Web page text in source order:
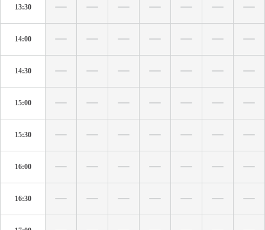
13:30
14:00
14:30
15:00
15:30
16:00
16:30